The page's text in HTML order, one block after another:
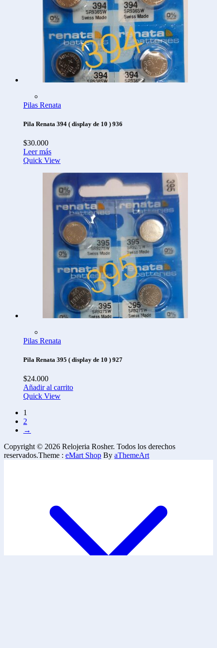
Pilas Renata
Pila Renata 394 ( display de 10 ) 936
$30.000
Leer más
Quick View
Pilas Renata
Pila Renata 395 ( display de 10 ) 927
$24.000
Añadir al carrito
Quick View
1
2
→
Copyright © 2026 Relojeria Rosher. Todos los derechos
reservados.Theme : eMart Shop By aThemeArt